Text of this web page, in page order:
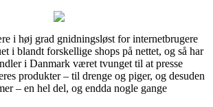
i høj grad gnidningsløst for internetbrugere
i blandt forskellige shops på nettet, og så har
i Danmark været tvunget til at presse
produkter – til drenge og piger, og desuden
– en hel del, og endda nogle gange